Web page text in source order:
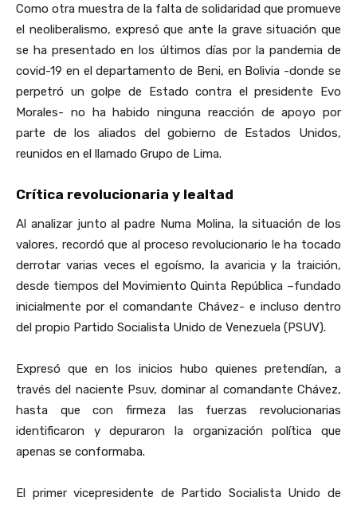
Como otra muestra de la falta de solidaridad que promueve
el neoliberalismo, expresó que ante la grave situación que
se ha presentado en los últimos días por la pandemia de
covid-19 en el departamento de Beni, en Bolivia -donde se
perpetró un golpe de Estado contra el presidente Evo
Morales- no ha habido ninguna reacción de apoyo por
parte de los aliados del gobierno de Estados Unidos,
reunidos en el llamado Grupo de Lima.
Crítica revolucionaria y lealtad
Al analizar junto al padre Numa Molina, la situación de los
valores, recordó que al proceso revolucionario le ha tocado
derrotar varias veces el egoísmo, la avaricia y la traición,
desde tiempos del Movimiento Quinta República –fundado
inicialmente por el comandante Chávez- e incluso dentro
del propio Partido Socialista Unido de Venezuela (PSUV).
Expresó que en los inicios hubo quienes pretendían, a
través del naciente Psuv, dominar al comandante Chávez,
hasta que con firmeza las fuerzas revolucionarias
identificaron y depuraron la organización política que
apenas se conformaba.
El primer vicepresidente de Partido Socialista Unido de